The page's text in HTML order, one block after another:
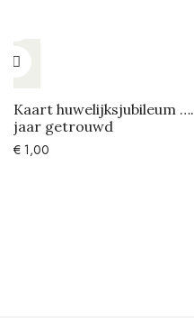
Kaart huwelijksjubileum ….
jaar getrouwd
€ 1,00